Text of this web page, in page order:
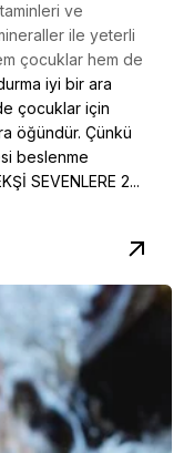
ve
ile yeterli
çocuklar hem de
iyi bir ara
çocuklar için
öğündür. Çünkü
beslenme
SEVENLERE 2...